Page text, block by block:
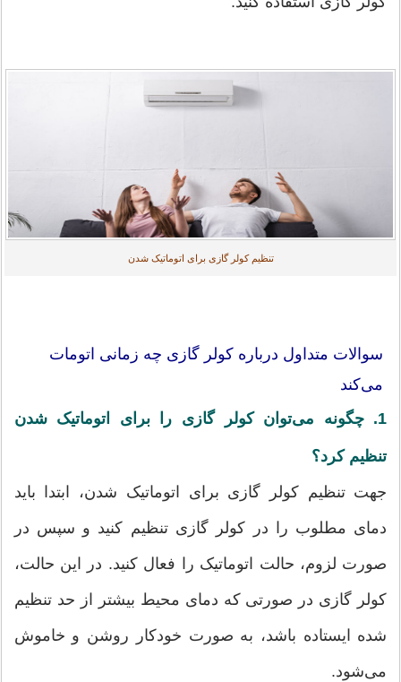
تنظیم کولر گازی برای اتوماتیک شدن
سوالات متداول درباره کولر گازی چه زمانی اتومات
می‌کند
1. چگونه می‌توان کولر گازی را برای اتوماتیک شدن
تنظیم کرد؟
جهت تنظیم کولر گازی برای اتوماتیک شدن، ابتدا باید
دمای مطلوب را در کولر گازی تنظیم کنید و سپس در
صورت لزوم، حالت اتوماتیک را فعال کنید. در این حالت،
کولر گازی در صورتی که دمای محیط بیشتر از حد تنظیم
شده ایستاده باشد، به صورت خودکار روشن و خاموش
می‌شود.